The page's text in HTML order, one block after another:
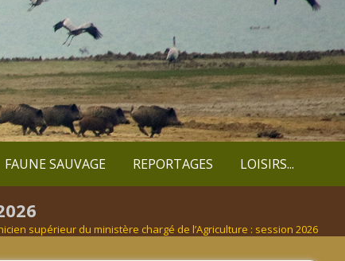
FAUNE SAUVAGE REPORTAGES LOISIRS...
supérieur du ministère chargé de l’Agriculture : session 2026